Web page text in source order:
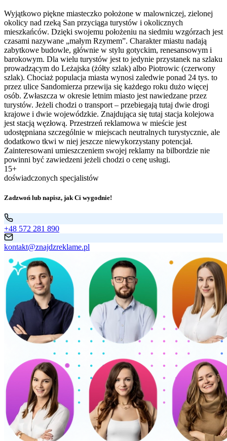
Wyjątkowo piękne miasteczko położone w malowniczej, zielonej
okolicy nad rzeką San przyciąga turystów i okolicznych
mieszkańców. Dzięki swojemu położeniu na siedmiu wzgórzach jest
czasami nazywane „małym Rzymem”. Charakter miastu nadają
zabytkowe budowle, głównie w stylu gotyckim, renesansowym i
barokowym. Dla wielu turystów jest to jedynie przystanek na szlaku
prowadzącym do Leżajska (żółty szlak) albo Piotrowic (czerwony
szlak). Chociaż populacja miasta wynosi zaledwie ponad 24 tys. to
przez ulice Sandomierza przewija się każdego roku dużo więcej
osób. Zwłaszcza w okresie letnim miasto jest nawiedzane przez
turystów. Jeżeli chodzi o transport – przebiegają tutaj dwie drogi
krajowe i dwie wojewódzkie. Znajdująca się tutaj stacja kolejowa
jest stacją węzłową. Przestrzeń reklamowa w mieście jest
udostępniana szczególnie w miejscach neutralnych turystycznie, ale
dodatkowo tkwi w niej jeszcze niewykorzystany potencjał.
Zainteresowani umieszczeniem swojej reklamy na bilbordzie nie
powinni być zawiedzeni jeżeli chodzi o cenę usługi.
15+
doświadczonych specjalistów
Zadzwoń lub napisz, jak Ci wygodnie!
+48 572 281 890
kontakt@znajdzreklame.pl